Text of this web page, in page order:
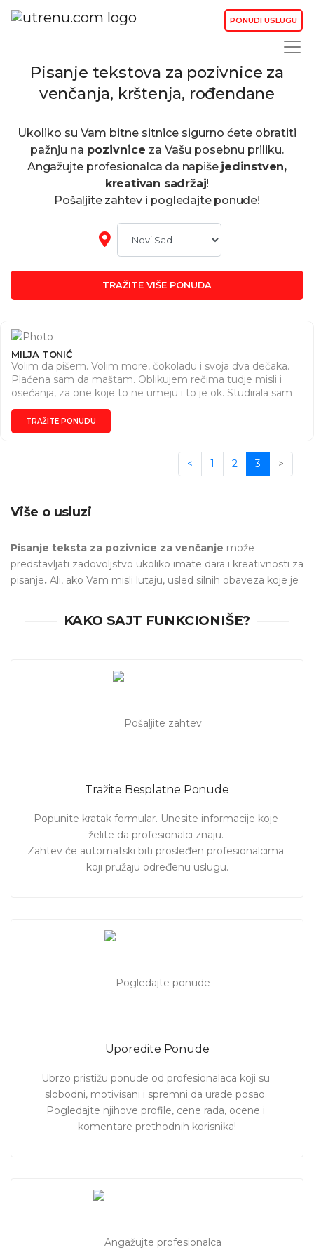
PONUDI USLUGU
Pisanje tekstova za pozivnice za
venčanja, krštenja, rođendane
Ukoliko su Vam bitne sitnice sigurno ćete obratiti
pažnju na pozivnice za Vašu posebnu priliku.
Angažujte profesionalca da napiše jedinstven,
kreativan sadržaj!
Pošaljite zahtev i pogledajte ponude!
TRAŽITE VIŠE PONUDA
MILJA TONIĆ
Volim da pišem. Volim more, čokoladu i svoja dva dečaka.
Plaćena sam da maštam. Oblikujem rečima tudje misli i
osećanja, za one koje to ne umeju i to je ok. Studirala sam
"Srpski jezik i književnost". Pišem sve vrste radova(sastave,
eseje, diplomske, maturske i master radove). Ako ti je
potreban tekst za pozivnicu za venčanje, rodjendansku
ja ću je napisati za tvoju posebnu osobu.
TRAŽITE PONUDU
< 1 2 3 >
Više o usluzi
Pisanje teksta za pozivnice za venčanje može
predstavljati zadovoljstvo ukoliko imate dara i kreativnosti za
pisanje. Ali, ako Vam misli lutaju, usled silnih obaveza koje je
nešto da im stavite do znanja vezano za Vaš poseban dan,
detaljima koje treba da znaju.
pisanjem tekstova za pozivnice. Izaberite ponudu
koja Vam najviše odgovara!
KAKO SAJT FUNKCIONIŠE?
Tražite Besplatne Ponude
Popunite kratak formular. Unesite informacije koje
želite da profesionalci znaju.
Zahtev će automatski biti prosleđen profesionalcima
koji pružaju određenu uslugu.
Uporedite Ponude
Ubrzo pristižu ponude od profesionalaca koji su
slobodni, motivisani i spremni da urade posao.
Pogledajte njihove profile, cene rada, ocene i
komentare prethodnih korisnika!